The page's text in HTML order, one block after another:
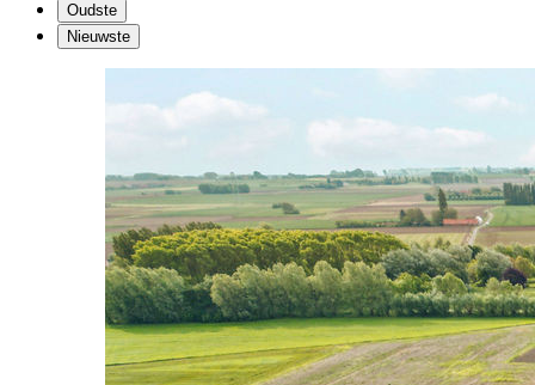
Oudste
Nieuwste